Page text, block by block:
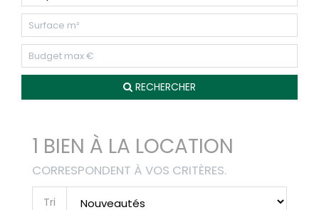
RECHERCHER
1 BIEN À LA LOCATION
CORRESPONDENT À VOS CRITÈRES.
Tri